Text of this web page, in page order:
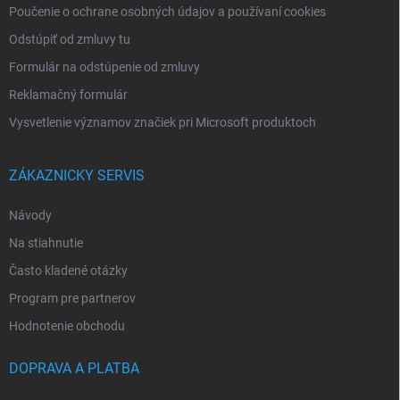
Poučenie o ochrane osobných údajov a používaní cookies
Odstúpiť od zmluvy tu
Formulár na odstúpenie od zmluvy
Reklamačný formulár
Vysvetlenie významov značiek pri Microsoft produktoch
ZÁKAZNICKY SERVIS
Návody
Na stiahnutie
Často kladené otázky
Program pre partnerov
Hodnotenie obchodu
DOPRAVA A PLATBA